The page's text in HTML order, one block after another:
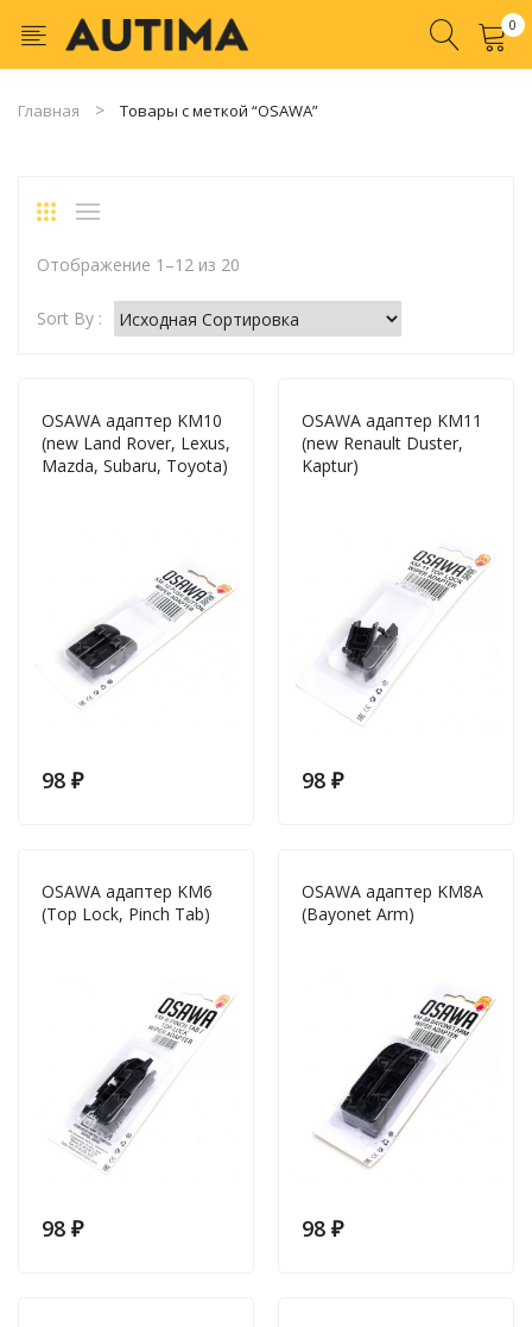
0
Главная Товары с меткой “OSAWA”
Отображение 1–12 из 20
Sort By :
OSAWA адаптер KM10
(new Land Rover, Lexus,
Mazda, Subaru, Toyota)
98 ₽
OSAWA адаптер KM11
(new Renault Duster,
Kaptur)
98 ₽
OSAWA адаптер KM6
(Top Lock, Pinch Tab)
98 ₽
OSAWA адаптер KM8A
(Bayonet Arm)
98 ₽